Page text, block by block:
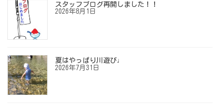
スタッフブログ再開しました！！
2026年8月1日
夏はやっぱり川遊び♩
2026年7月31日